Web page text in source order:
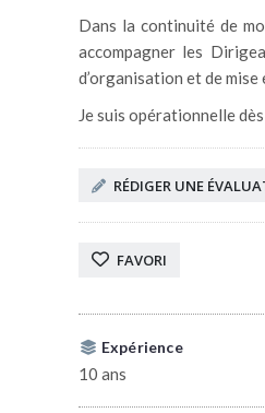
Dans la continuité de
accompagner les
d’organisation et de
Je suis opérationnelle
RÉDIGER UNE
FAVORI
Expérience
10 ans